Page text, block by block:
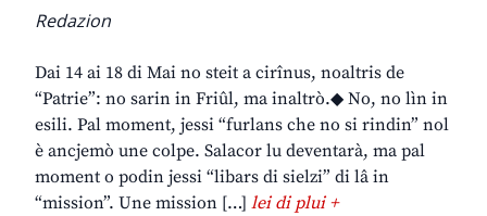
Redazion
Dai 14 ai 18 di Mai no steit a cirînus, noaltris de
“Patrie”: no sarin in Friûl, ma inaltrò.◆ No, no lìn in
esili. Pal moment, jessi “furlans che no si rindin” nol
è ancjemò une colpe. Salacor lu deventarà, ma pal
moment o podin jessi “libars di sielzi” di lâ in
“mission”. Une mission […] lei di plui +